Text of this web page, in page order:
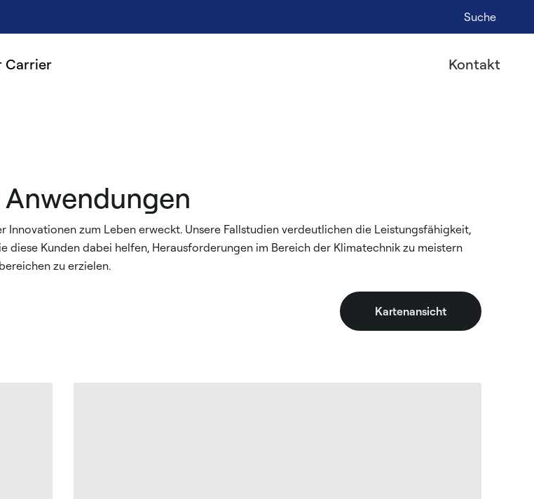
Suche
Carrier Kontakt
Innovationen zum Leben erweckt. Unsere Fallstudien verdeutlichen die Leistungsfähigkeit,
Kunden dabei helfen, Herausforderungen im Bereich der Klimatechnik zu meistern
zu erzielen.
Kartenansicht